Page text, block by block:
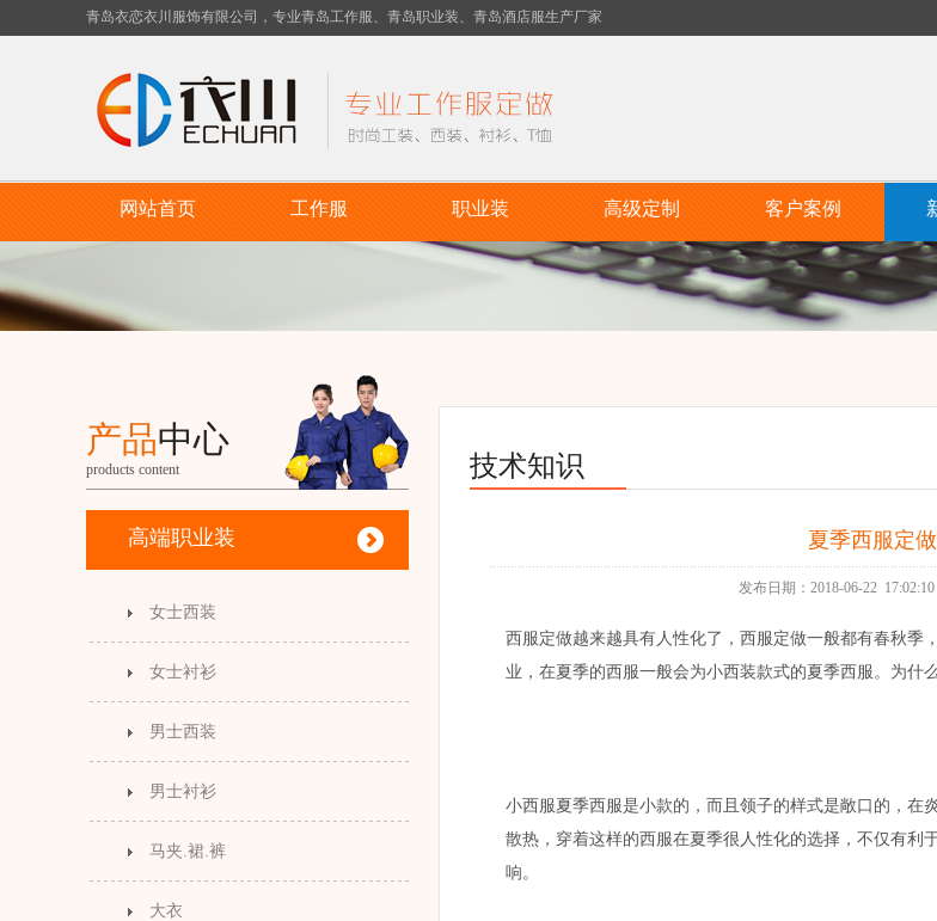
青岛衣恋衣川服饰有限公司，专业青岛工作服、青岛职业装、青岛酒店服生产厂家
网站首页 工作服 职业装 高级定制 客户案例
产品中心
products content
高端职业装
女士西装
女士衬衫
男士西装
男士衬衫
马夹.裙.裤
大衣
技术知识
夏季西服定
发布日期：2018-06-22
西服定做越来越具有人性化了，西服定做一般都有春秋季
业，在夏季的西服一般会为小西装款式的夏季西服。为什
小西服夏季西服是小款的，而且领子的样式是敞口的，在
散热，穿着这样的西服在夏季很人性化的选择，不仅有利
响。